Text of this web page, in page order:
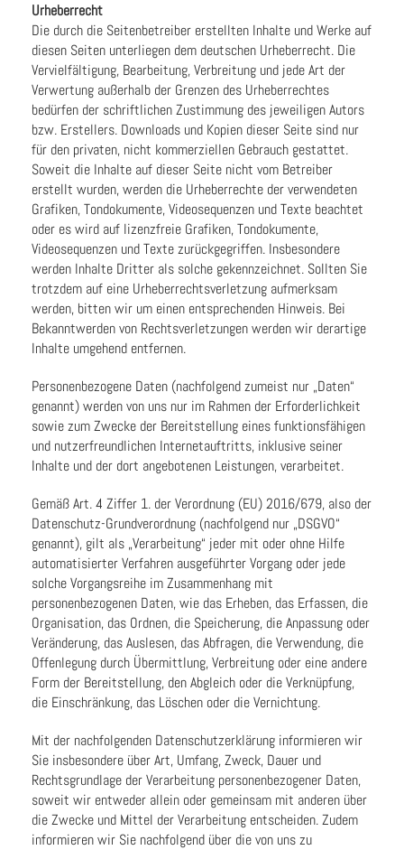
Urheberrecht
Die durch die Seitenbetreiber erstellten Inhalte und Werke auf
diesen Seiten unterliegen dem deutschen Urheberrecht. Die
Vervielfältigung, Bearbeitung, Verbreitung und jede Art der
Verwertung außerhalb der Grenzen des Urheberrechtes
bedürfen der schriftlichen Zustimmung des jeweiligen Autors
bzw. Erstellers. Downloads und Kopien dieser Seite sind nur
für den privaten, nicht kommerziellen Gebrauch gestattet.
Soweit die Inhalte auf dieser Seite nicht vom Betreiber
erstellt wurden, werden die Urheberrechte der verwendeten
Grafiken, Tondokumente, Videosequenzen und Texte beachtet
oder es wird auf lizenzfreie Grafiken, Tondokumente,
Videosequenzen und Texte zurückgegriffen. Insbesondere
werden Inhalte Dritter als solche gekennzeichnet. Sollten Sie
trotzdem auf eine Urheberrechtsverletzung aufmerksam
werden, bitten wir um einen entsprechenden Hinweis. Bei
Bekanntwerden von Rechtsverletzungen werden wir derartige
Inhalte umgehend entfernen.
Personenbezogene Daten (nachfolgend zumeist nur „Daten“
genannt) werden von uns nur im Rahmen der Erforderlichkeit
sowie zum Zwecke der Bereitstellung eines funktionsfähigen
und nutzerfreundlichen Internetauftritts, inklusive seiner
Inhalte und der dort angebotenen Leistungen, verarbeitet.
Gemäß Art. 4 Ziffer 1. der Verordnung (EU) 2016/679, also der
Datenschutz-Grundverordnung (nachfolgend nur „DSGVO“
genannt), gilt als „Verarbeitung“ jeder mit oder ohne Hilfe
automatisierter Verfahren ausgeführter Vorgang oder jede
solche Vorgangsreihe im Zusammenhang mit
personenbezogenen Daten, wie das Erheben, das Erfassen, die
Organisation, das Ordnen, die Speicherung, die Anpassung oder
Veränderung, das Auslesen, das Abfragen, die Verwendung, die
Offenlegung durch Übermittlung, Verbreitung oder eine andere
Form der Bereitstellung, den Abgleich oder die Verknüpfung,
die Einschränkung, das Löschen oder die Vernichtung.
Mit der nachfolgenden Datenschutzerklärung informieren wir
Sie insbesondere über Art, Umfang, Zweck, Dauer und
Rechtsgrundlage der Verarbeitung personenbezogener Daten,
soweit wir entweder allein oder gemeinsam mit anderen über
die Zwecke und Mittel der Verarbeitung entscheiden. Zudem
informieren wir Sie nachfolgend über die von uns zu